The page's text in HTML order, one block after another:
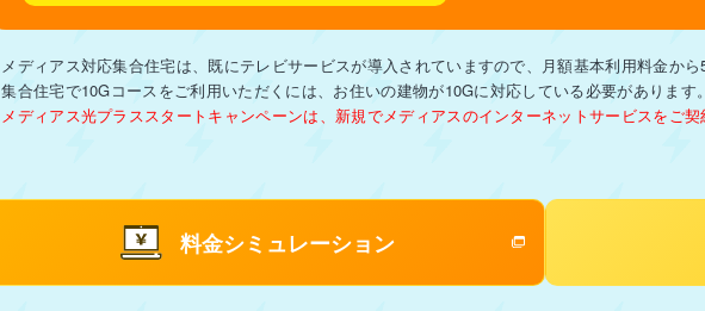
メディアス対応集合住宅は、既にテレビサービスが導入されていますので、月額基本利用料金から
集合住宅で10Gコースをご利用いただくには、お住いの建物が10Gに対応している必要があります。
メディアス光プラススタートキャンペーンは、新規でメディアスのインターネットサービスをご契
料金シミュレーション